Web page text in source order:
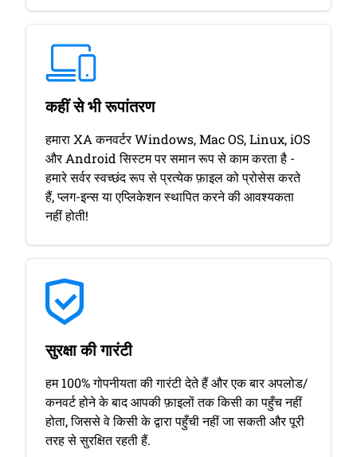
कहीं से भी रूपांतरण
हमारा XA कनवर्टर Windows, Mac OS, Linux, iOS
और Android सिस्टम पर समान रूप से काम करता है -
हमारे सर्वर स्वच्छंद रूप से प्रत्येक फ़ाइल को प्रोसेस करते
हैं, प्लग-इन्स या एप्लिकेशन स्थापित करने की आवश्यकता
नहीं होती!
सुरक्षा की गारंटी
हम 100% गोपनीयता की गारंटी देते हैं और एक बार अपलोड/
कनवर्ट होने के बाद आपकी फ़ाइलों तक किसी का पहुँच नहीं
होता, जिससे वे किसी के द्वारा पहुँची नहीं जा सकती और पूरी
तरह से सुरक्षित रहती हैं.